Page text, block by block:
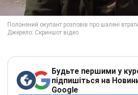
Будьте першими у
підпишіться на
Google